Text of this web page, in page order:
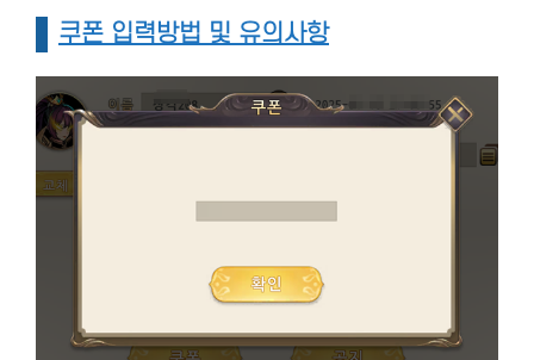
쿠폰 입력방법 및 유의사항